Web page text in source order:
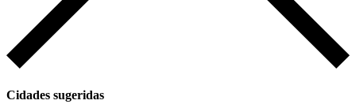
Cidades sugeridas